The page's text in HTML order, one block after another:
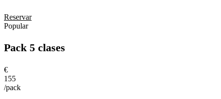
Reservar
Popular
Pack 5 clases
€
155
/pack